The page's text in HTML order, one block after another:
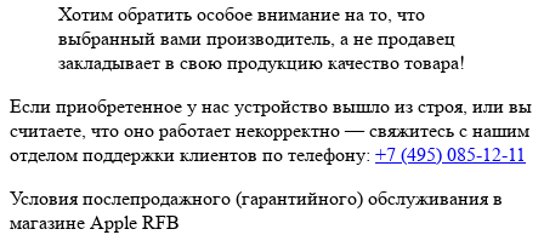
Хотим обратить особое внимание на то, что
выбранный вами производитель, а не продавец
закладывает в свою продукцию качество товара!
Если приобретенное у нас устройство вышло из строя, или вы
считаете, что оно работает некорректно — свяжитесь с нашим
отделом поддержки клиентов по телефону: +7 (495) 085-12-11
Условия послепродажного (гарантийного) обслуживания в
магазине Apple RFB